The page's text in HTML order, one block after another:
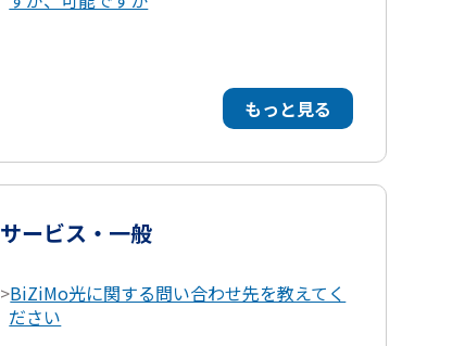
もっと見る
サービス・一般
>BiZiMo光に関する問い合わせ先を教えてく
ださい